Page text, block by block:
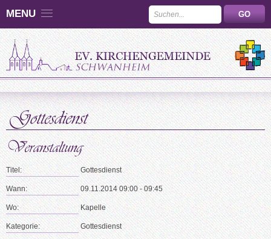
MENU
Titel: Gottesdienst
Wann: 09.11.2014 09:00 - 09:45
Wo: Kapelle
Kategorie: Gottesdienst